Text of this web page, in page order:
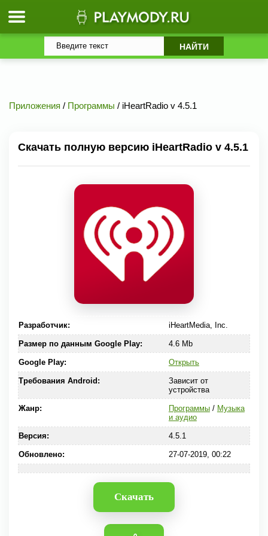
Приложения / Программы / iHeartRadio v 4.5.1
Скачать полную версию iHeartRadio v 4.5.1
Разработчик: iHeartMedia, Inc.
Размер по данным Google Play: 4.6 Mb
Google Play: Открыть
Требования Android:
Зависит от
устройства
Жанр: Программы/ Музыка
и аудио
Версия: 4.5.1
Обновлено: 27-07-2019, 00:22
Скачать